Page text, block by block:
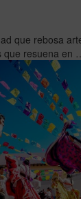
que rebosa
que resuena en